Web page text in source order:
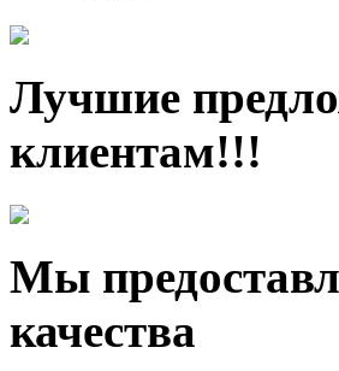
Лучшие
клиентам!!!
Мы
качества